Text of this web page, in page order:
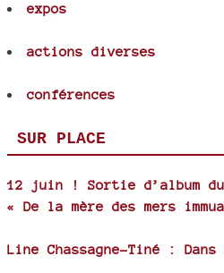
expos
actions diverses
conférences
SUR PLACE
12 juin ! Sortie d’album du
« De la mère des mers
Line Chassagne-Tiné :